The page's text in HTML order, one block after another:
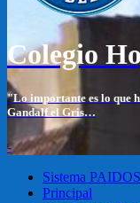
Colegio
"Lo importante es lo que
Gandalf el Gris…
-
Sistema PAIDOS
Principal